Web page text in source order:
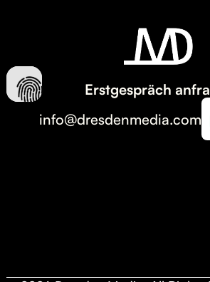
Erstgespräch
info@dresdenmedia.com